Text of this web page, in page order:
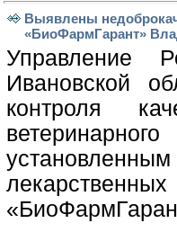
Выявлены
«БиоФармГарант»
Управление
Ивановской
контроля